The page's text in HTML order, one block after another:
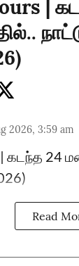
|
2026, 3:59 am
கடந்த 24
Read